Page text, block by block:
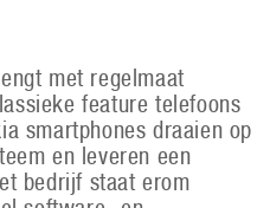
met regelmaat
feature telefoons
smartphones draaien op
en leveren een
bedrijf staat erom